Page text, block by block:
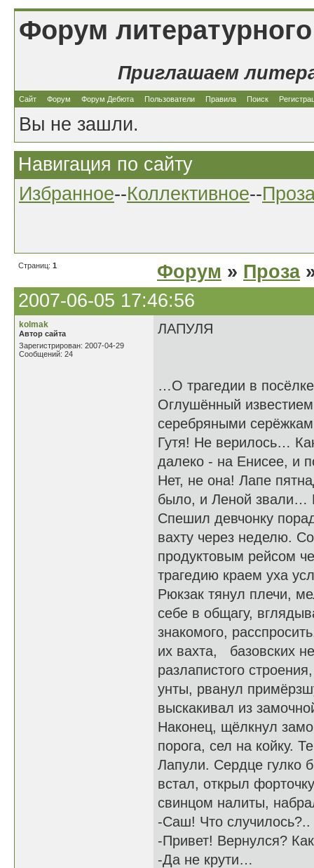
Форум
Приглашаем
Сайт Форум Форум Дебюта Пользователи Правила Поиск
Вы не зашли.
Навигация по сайту
Избранное--Коллективное--
Страниц: 1 Форум » Проза
2007-06-05 17:46:56
kolmak
Автор сайта
Зарегистрирован: 2007-04-29
Сообщений: 24
ЛАПУЛЯ
…О трагедии в
Оглушённый
серебряными
Гутя! Не верилось…
далеко - на Енисее, и
Нет, не она! Лапе
было, и Леной звали…
Спешил девчонку
вахту через неделю.
продуктовым рейсом
трагедию краем уха
Рюкзак тянул плечи,
себе в общагу,
знакомого,
их вахта, базовских
разлапистого
унты, рванул
выскакивал из
Наконец, щёлкнул
порога, сел на койку.
Лапули. Сердце гулко
встал, открыл
свинцом налиты,
-Саш! Что случилось?..
-Привет! Вернулся?
-Да не крути…